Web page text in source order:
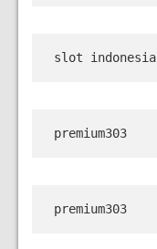
slot indonesia
premium303
premium303